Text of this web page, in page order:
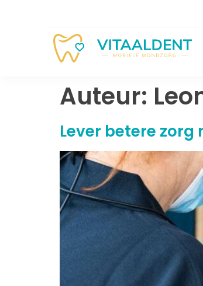
Auteur:
Lever betere